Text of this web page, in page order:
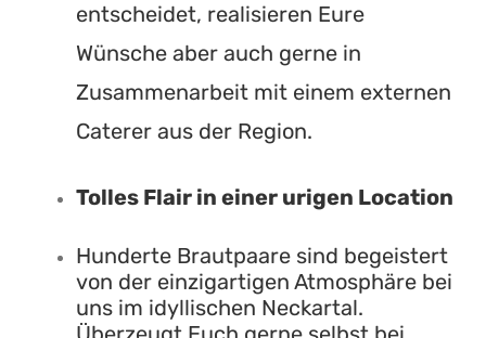
entscheidet, realisieren Eure
Wünsche aber auch gerne in
Zusammenarbeit mit einem externen
Caterer aus der Region.
Tolles Flair in einer urigen Location
Hunderte Brautpaare sind begeistert
von der einzigartigen Atmosphäre bei
uns im idyllischen Neckartal.